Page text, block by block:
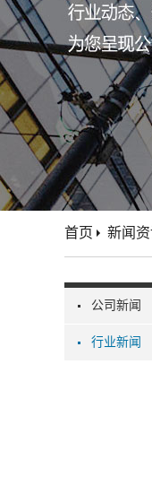
公司新闻
行业新闻
首页 新闻